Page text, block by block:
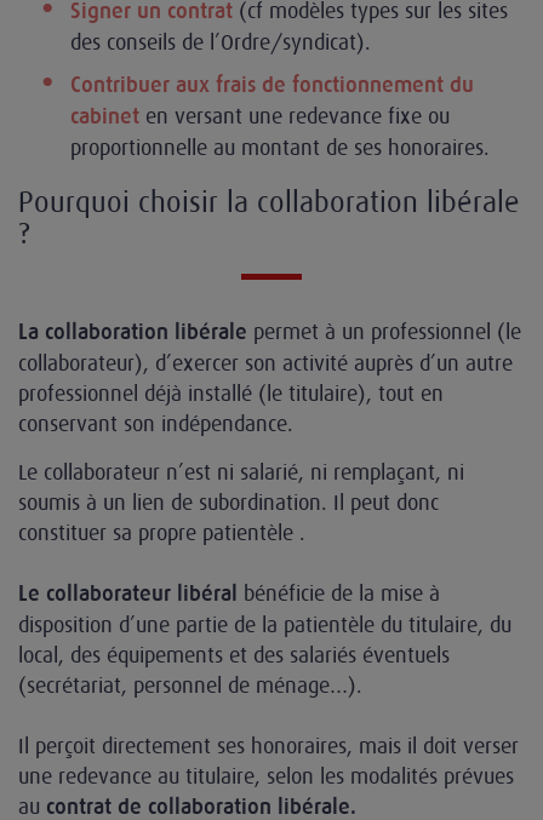
Signer un contrat (cf modèles types sur les sites
des conseils de l’Ordre/syndicat).
Contribuer aux frais de fonctionnement du
cabinet en versant une redevance fixe ou
proportionnelle au montant de ses honoraires.
Pourquoi choisir la collaboration libérale
?
La collaboration libérale permet à un professionnel (le
collaborateur), d’exercer son activité auprès d’un autre
professionnel déjà installé (le titulaire), tout en
conservant son indépendance.
Le collaborateur n’est ni salarié, ni remplaçant, ni
soumis à un lien de subordination. Il peut donc
constituer sa propre patientèle .
Le collaborateur libéral
bénéficie de la mise à
disposition d’une partie de la patientèle du titulaire, du
local, des équipements et des salariés éventuels
(secrétariat, personnel de ménage…).
Il perçoit directement ses honoraires, mais il doit verser
une redevance au titulaire, selon les modalités prévues
au contrat de collaboration libérale.